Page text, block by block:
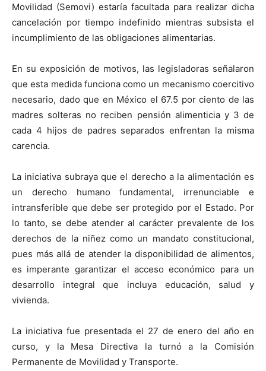
Movilidad (Semovi) estaría facultada para realizar dicha
cancelación por tiempo indefinido mientras subsista el
incumplimiento de las obligaciones alimentarias.
En su exposición de motivos, las legisladoras señalaron
que esta medida funciona como un mecanismo coercitivo
necesario, dado que en México el 67.5 por ciento de las
madres solteras no reciben pensión alimenticia y 3 de
cada 4 hijos de padres separados enfrentan la misma
carencia.
La iniciativa subraya que el derecho a la alimentación es
un derecho humano fundamental, irrenunciable e
intransferible que debe ser protegido por el Estado. Por
lo tanto, se debe atender al carácter prevalente de los
derechos de la niñez como un mandato constitucional,
pues más allá de atender la disponibilidad de alimentos,
es imperante garantizar el acceso económico para un
desarrollo integral que incluya educación, salud y
vivienda.
La iniciativa fue presentada el 27 de enero del año en
curso, y la Mesa Directiva la turnó a la Comisión
Permanente de Movilidad y Transporte.